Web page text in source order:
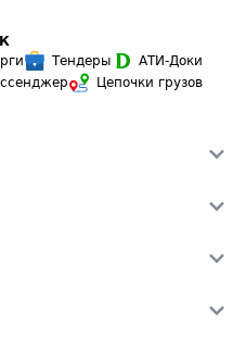
Тендеры
АТИ-Доки
Цепочки грузов